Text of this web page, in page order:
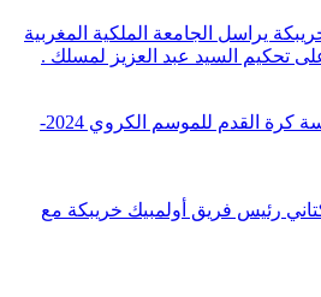
يراسل الجامعة الملكية المغربية
تحكيم السيد عبد العزيز لمسلك .
افتتاح التسجيل بمدرسة كرة القدم للموسم الكروي 2024-
رئيس فريق أولمبيك خريبكة مع